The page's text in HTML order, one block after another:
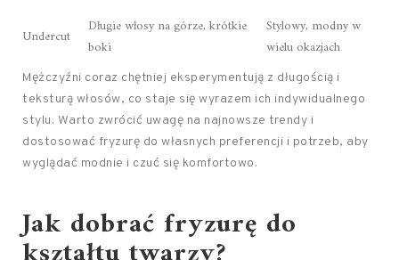
Undercut
Długie włosy na górze, krótkie
boki
Stylowy, modny w
wielu okazjach
Mężczyźni coraz chętniej eksperymentują z długością i
teksturą włosów, co staje się wyrazem ich indywidualnego
stylu. Warto zwrócić uwagę na najnowsze trendy i
dostosować fryzurę do własnych preferencji i potrzeb, aby
wyglądać modnie i czuć się komfortowo.
Jak dobrać fryzurę do